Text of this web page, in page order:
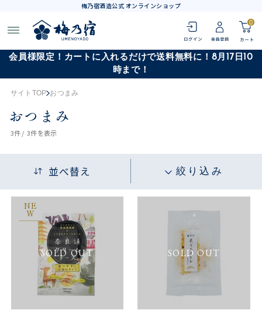
梅乃宿酒造公式 オンラインショップ
0
会員様限定！カートに入れるだけで送料無料に！8月17日10
時まで！
サイトTOP おつまみ
おつまみ
3件 / 3件を表示
並べ替え 絞り込み
SOLD OUT
NE
W
SOLD OUT